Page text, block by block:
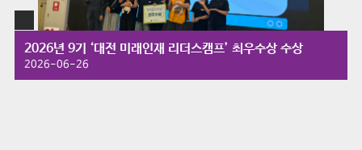
2026년 9기 ‘대전 미래인재 리더스캠프’ 최우수상 수상
2026-06-26